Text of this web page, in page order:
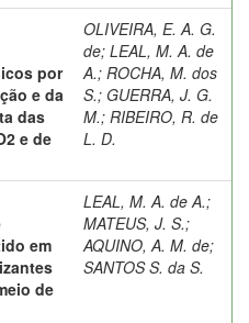
por
e da
das
e de
OLIVEIRA, E. A. G.
de; LEAL, M. A. de
A.; ROCHA, M. dos
S.; GUERRA, J. G.
M.; RIBEIRO, R. de
L. D.
em
de
LEAL, M. A. de A.;
MATEUS, J. S.;
AQUINO, A. M. de;
SANTOS S. da S.